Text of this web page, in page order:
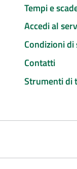
Tempi e
Accedi al
Condizioni di
Contatti
Strumenti di